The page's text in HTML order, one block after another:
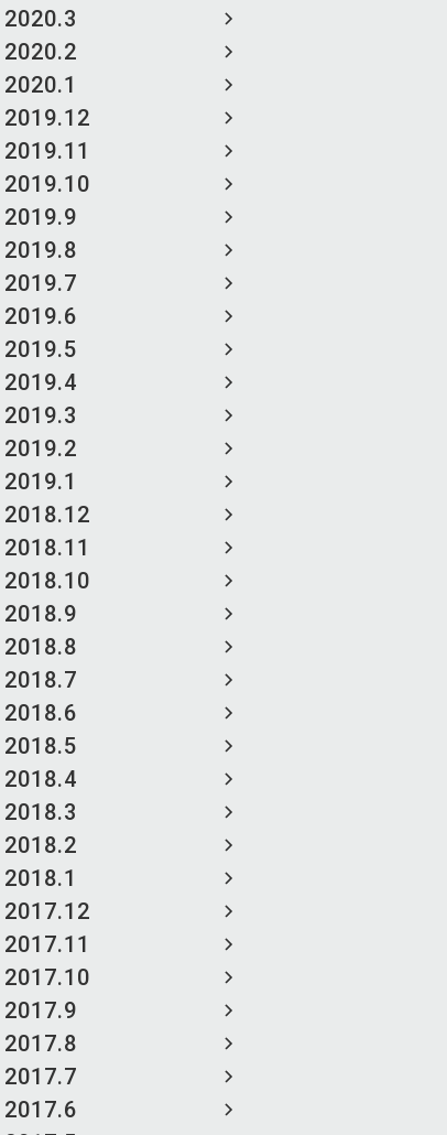
2020.3
2020.2
2020.1
2019.12
2019.11
2019.10
2019.9
2019.8
2019.7
2019.6
2019.5
2019.4
2019.3
2019.2
2019.1
2018.12
2018.11
2018.10
2018.9
2018.8
2018.7
2018.6
2018.5
2018.4
2018.3
2018.2
2018.1
2017.12
2017.11
2017.10
2017.9
2017.8
2017.7
2017.6